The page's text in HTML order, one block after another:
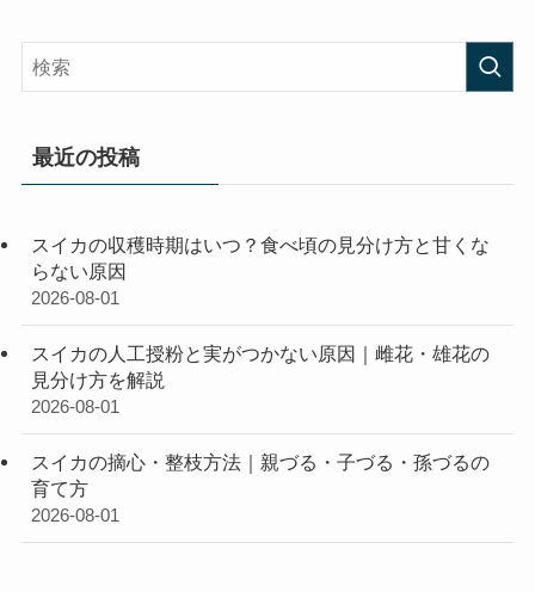
最近の投稿
スイカの収穫時期はいつ？食べ頃の見分け方と甘くな
らない原因
2026-08-01
スイカの人工授粉と実がつかない原因｜雌花・雄花の
見分け方を解説
2026-08-01
スイカの摘心・整枝方法｜親づる・子づる・孫づるの
育て方
2026-08-01